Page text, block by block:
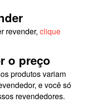
revender, clique
o preço
produtos variam
e você só
revendedores.